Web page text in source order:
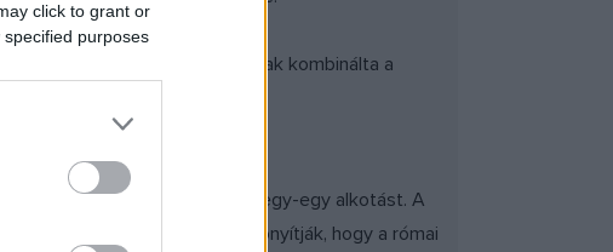
click to grant or
purposes
európai új realizmust, nemcsak kombinálta a
modernségére.
művészektől is láthatunk egy-egy alkotást. A
válnak, amelyek azt bizonyítják, hogy a római